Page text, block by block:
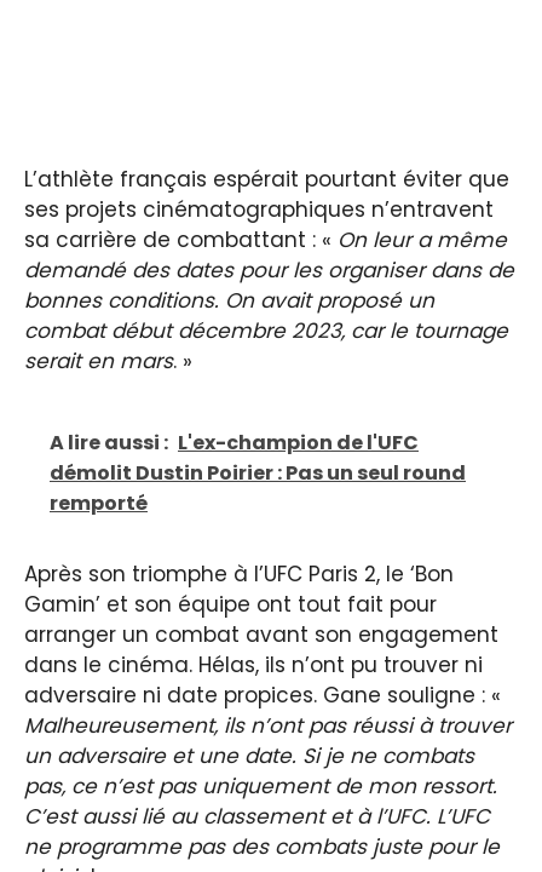
L’athlète français espérait pourtant éviter que
ses projets cinématographiques n’entravent
sa carrière de combattant : « On leur a même
demandé des dates pour les organiser dans de
bonnes conditions. On avait proposé un
combat début décembre 2023, car le tournage
serait en mars. »
A lire aussi : L'ex-champion de l'UFC
démolit Dustin Poirier : Pas un seul round
remporté
Après son triomphe à l’UFC Paris 2, le ‘Bon
Gamin’ et son équipe ont tout fait pour
arranger un combat avant son engagement
dans le cinéma. Hélas, ils n’ont pu trouver ni
adversaire ni date propices. Gane souligne : «
Malheureusement, ils n’ont pas réussi à trouver
un adversaire et une date. Si je ne combats
pas, ce n’est pas uniquement de mon ressort.
C’est aussi lié au classement et à l’UFC. L’UFC
ne programme pas des combats juste pour le